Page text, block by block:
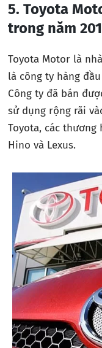
5. Toyota
trong năm
Toyota Motor là
là công ty hàng
Công ty đã bán
sử dụng rộng rãi
Toyota, các thương
Hino và Lexus.